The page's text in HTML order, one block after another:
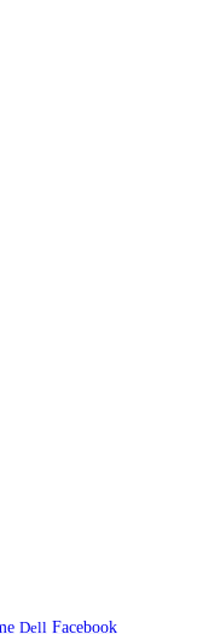
Dell Facebook